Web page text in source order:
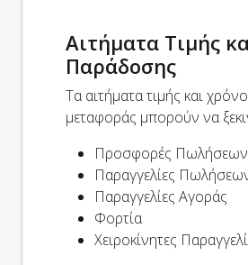
Αιτήματα Τιμής
Παράδοσης
Τα αιτήματα τιμής και
μεταφοράς μπορούν να
Προσφορές Πωλήσεων
Παραγγελίες
Παραγγελίες Αγοράς
Φορτία
Χειροκίνητες